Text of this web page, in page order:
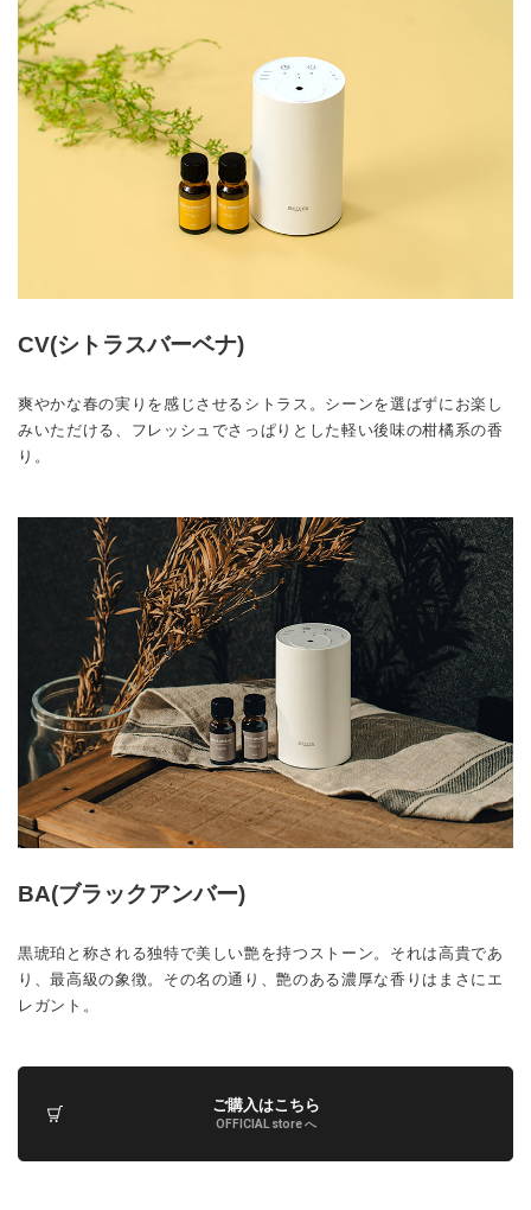
CV(シトラスバーベナ)
爽やかな春の実りを感じさせるシトラス。シーンを選ばずにお楽し
みいただける、フレッシュでさっぱりとした軽い後味の柑橘系の香
り。
BA(ブラックアンバー)
黒琥珀と称される独特で美しい艶を持つストーン。それは高貴であ
り、最高級の象徴。その名の通り、艶のある濃厚な香りはまさにエ
レガント。
ご購入はこちら
OFFICIAL store へ